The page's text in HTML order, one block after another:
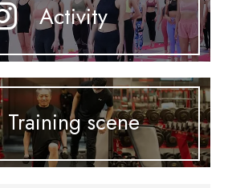
Activity
Training scene